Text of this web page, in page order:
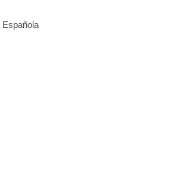
Española